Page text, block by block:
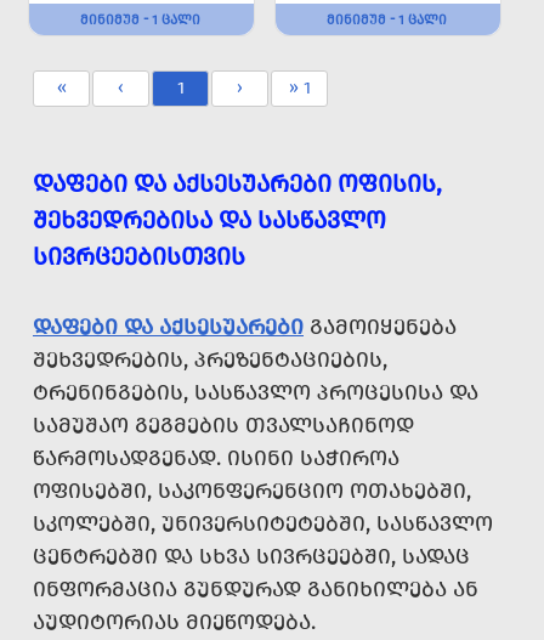
ᲛᲘᲜᲘᲛᲣᲛ - 1 ᲪᲐᲚᲘ ᲛᲘᲜᲘᲛᲣᲛ - 1 ᲪᲐᲚᲘ
« ‹ 1 › » 1
ᲓᲐᲤᲔᲑᲘ ᲓᲐ ᲐᲥᲡᲔᲡᲣᲐᲠᲔᲑᲘ ᲝᲤᲘᲡᲘᲡ,
ᲨᲔᲮᲕᲔᲓᲠᲔᲑᲘᲡᲐ ᲓᲐ ᲡᲐᲡᲬᲐᲕᲚᲝ
ᲡᲘᲕᲠᲪᲔᲔᲑᲘᲡᲗᲕᲘᲡ
ᲓᲐᲤᲔᲑᲘ ᲓᲐ ᲐᲥᲡᲔᲡᲣᲐᲠᲔᲑᲘ ᲒᲐᲛᲝᲘᲧᲔᲜᲔᲑᲐ
ᲨᲔᲮᲕᲔᲓᲠᲔᲑᲘᲡ, ᲞᲠᲔᲖᲔᲜᲢᲐᲪᲘᲔᲑᲘᲡ,
ᲢᲠᲔᲜᲘᲜᲒᲔᲑᲘᲡ, ᲡᲐᲡᲬᲐᲕᲚᲝ ᲞᲠᲝᲪᲔᲡᲘᲡᲐ ᲓᲐ
ᲡᲐᲛᲣᲨᲐᲝ ᲒᲔᲒᲛᲔᲑᲘᲡ ᲗᲕᲐᲚᲡᲐᲩᲘᲜᲝᲓ
ᲬᲐᲠᲛᲝᲡᲐᲓᲒᲔᲜᲐᲓ. ᲘᲡᲘᲜᲘ ᲡᲐᲭᲘᲠᲝᲐ
ᲝᲤᲘᲡᲔᲑᲨᲘ, ᲡᲐᲙᲝᲜᲤᲔᲠᲔᲜᲪᲘᲝ ᲝᲗᲐᲮᲔᲑᲨᲘ,
ᲡᲙᲝᲚᲔᲑᲨᲘ, ᲣᲜᲘᲕᲔᲠᲡᲘᲢᲔᲢᲔᲑᲨᲘ, ᲡᲐᲡᲬᲐᲕᲚᲝ
ᲪᲔᲜᲢᲠᲔᲑᲨᲘ ᲓᲐ ᲡᲮᲕᲐ ᲡᲘᲕᲠᲪᲔᲔᲑᲨᲘ, ᲡᲐᲓᲐᲪ
ᲘᲜᲤᲝᲠᲛᲐᲪᲘᲐ ᲒᲣᲜᲓᲣᲠᲐᲓ ᲒᲐᲜᲘᲮᲘᲚᲔᲑᲐ ᲐᲜ
ᲐᲣᲓᲘᲢᲝᲠᲘᲐᲡ ᲛᲘᲔᲬᲝᲓᲔᲑᲐ.